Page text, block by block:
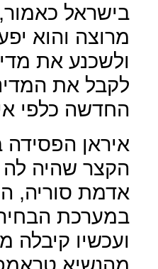
בישראל
מרוצה והוא
ולשכנע את
לקבל את
החדשה כלפי
איראן הפסידה
הקצר שהיה
אדמת סוריה,
במערכת
ועכשיו קיבלה
מהנשיא